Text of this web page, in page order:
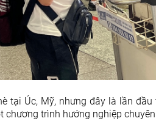
tại Úc, Mỹ, nhưng đây là lần
chương trình hướng nghiệp